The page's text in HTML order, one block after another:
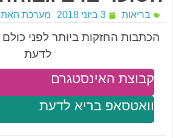
בריאות 3 ביוני 2018 מערכת
הכתבות החזקות ביותר לפני
לדעת
וואטסאפ בריא לדעת
קבוצת האינסטגרם